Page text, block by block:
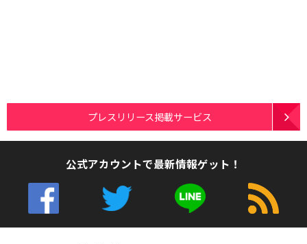
プレスリリース掲載サービス
公式アカウントで最新情報ゲット！